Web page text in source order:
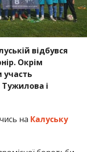
відбувся
Окрім
участь
і
на Калуську